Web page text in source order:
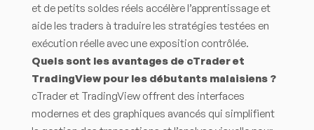
et de petits soldes réels accélère l’apprentissage et
aide les traders à traduire les stratégies testées en
exécution réelle avec une exposition contrôlée.
Quels sont les avantages de cTrader et
TradingView pour les débutants malaisiens ?
cTrader et TradingView offrent des interfaces
modernes et des graphiques avancés qui simplifient